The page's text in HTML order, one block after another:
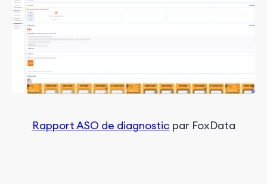
Rapport ASO de diagnostic par FoxData